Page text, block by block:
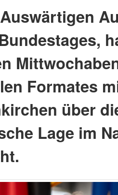
Formates
über
Lage im